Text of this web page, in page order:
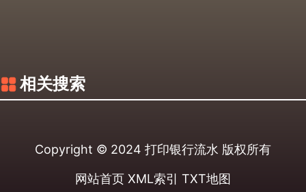
相关搜索
Copyright © 2024 打印银行流水 版权所有
网站首页 XML索引 TXT地图